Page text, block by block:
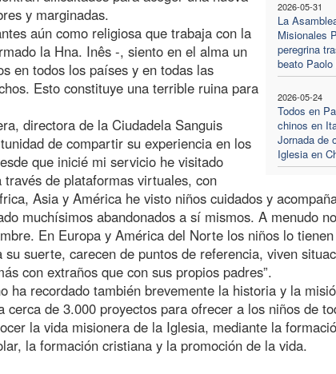
2026-05-31
La
Misionales
peregrina
beato Paolo
2026-05-24
Todos en
chinos en
Jornada de
Iglesia en
y marginadas.
aún como religiosa que trabaja con la
la Hna. Inês -, siento en el alma un
en todos los países y en todas las
Esto constituye una terrible ruina para
directora de la Ciudadela Sanguis
de compartir su experiencia en los
que inicié mi servicio he visitado
de plataformas virtuales, con
Asia y América he visto niños cuidados y
muchísimos abandonados a sí mismos. A menudo
En Europa y América del Norte los niños lo
suerte, carecen de puntos de referencia, viven
con extraños que con sus propios padres”.
ha recordado también brevemente la historia y la
cerca de 3.000 proyectos para ofrecer a los niños de
la vida misionera de la Iglesia, mediante la
la formación cristiana y la promoción de la vida.